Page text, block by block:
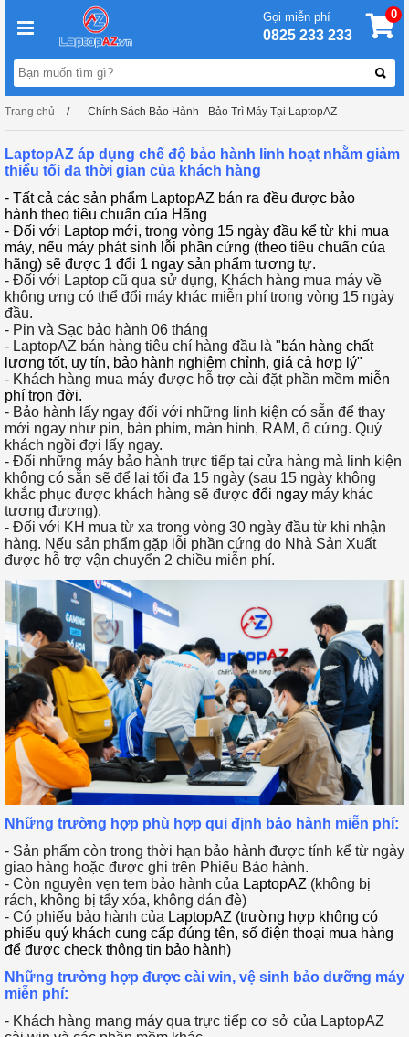
Gọi miễn phí
0825 233 233
0
Trang chủ Chính Sách Bảo Hành - Bảo Trì Máy Tại LaptopAZ
LaptopAZ áp dụng chế độ bảo hành linh hoạt nhằm giảm
thiểu tối đa thời gian của khách hàng
- Tất cả các sản phẩm LaptopAZ bán ra đều được bảo
hành theo tiêu chuẩn của Hãng
- Đối với Laptop mới, trong vòng 15 ngày đầu kể từ khi mua
máy, nếu máy phát sinh lỗi phần cứng (theo tiêu chuẩn của
hãng) sẽ được 1 đổi 1 ngay sản phẩm tương tự.
- Đối với Laptop cũ qua sử dụng, Khách hàng mua máy về
không ưng có thể đổi máy khác miễn phí trong vòng 15 ngày
đầu.
- Pin và Sạc bảo hành 06 tháng
- LaptopAZ bán hàng tiêu chí hàng đầu là "bán hàng chất
lượng tốt, uy tín, bảo hành nghiêm chỉnh, giá cả hợp lý"
- Khách hàng mua máy được hỗ trợ cài đặt phần mềm miễn
phí trọn đời.
- Bảo hành lấy ngay đối với những linh kiện có sẵn để thay
mới ngay như pin, bàn phím, màn hình, RAM, ổ cứng. Quý
khách ngồi đợi lấy ngay.
- Đối những máy bảo hành trực tiếp tại cửa hàng mà linh kiện
không có sẵn sẽ để lại tối đa 15 ngày (sau 15 ngày không
khắc phục được khách hàng sẽ được đổi ngay máy khác
tương đương).
- Đối với KH mua từ xa trong vòng 30 ngày đầu từ khi nhận
hàng. Nếu sản phẩm gặp lỗi phần cứng do Nhà Sản Xuất
được hỗ trợ vận chuyển 2 chiều miễn phí.
Những trường hợp phù hợp qui định bảo hành miễn phí:
- Sản phẩm còn trong thời hạn bảo hành được tính kể từ ngày
giao hàng hoặc được ghi trên Phiếu Bảo hành.
- Còn nguyên vẹn tem bảo hành của LaptopAZ (không bị
rách, không bị tẩy xóa, không dán đè)
- Có phiếu bảo hành của LaptopAZ (trường hợp không có
phiếu quý khách cung cấp đúng tên, số điện thoại mua hàng
để được check thông tin bảo hành)
Những trường hợp được cài win, vệ sinh bảo dưỡng máy
miễn phí:
- Khách hàng mang máy qua trực tiếp cơ sở của LaptopAZ